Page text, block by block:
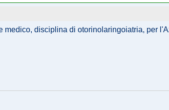
disciplina di otorinolaringoiatria, per